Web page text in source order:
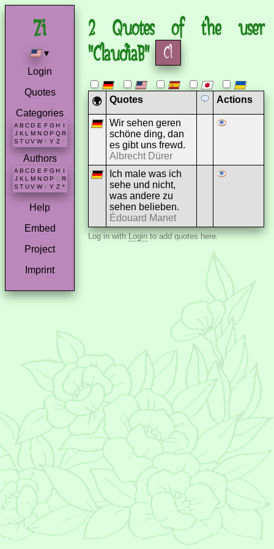
▾
Login
Quotes
Categories
A B C D E F G H I
J K L M N O P Q R
S T U V W X Y Z *
Authors
A B C D E F G H
J K L M N O P Q R
S T U V W X Y Z *
Help
Embed
Project
Imprint
2 Quotes of the user
"ClaudiaB"
🌍 Quotes Actions
Wir sehen geren
schöne ding, dan
es gibt uns frewd.
Albrecht Dürer
Ich male was ich
sehe und nicht,
was andere zu
sehen belieben.
Édouard Manet
Log in withLoginto add quotes here.